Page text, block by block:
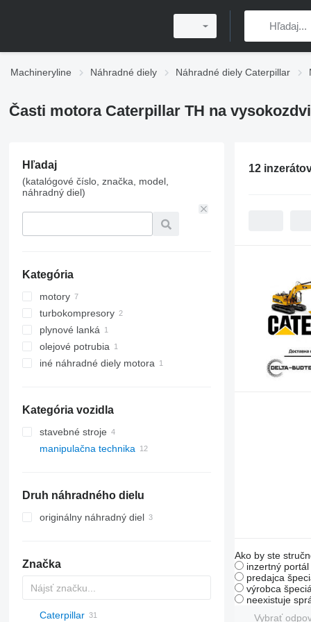
Machineryline Náhradné diely Náhradné diely Caterpillar
Časti motora Caterpillar TH na
Hľadaj
(katalógové číslo, značka, model,
náhradný diel)
Kategória
motory
turbokompresory
plynové lanká
olejové potrubia
iné náhradné diely motora
Kategória vozidla
stavebné stroje
rýpadlá
manipulačna technika
Druh náhradného dielu
originálny náhradný diel
Značka
Farmlift
Caterpillar
12
Ako by ste
inzertný
predajca
výrobca
neexistuje
Vybrať